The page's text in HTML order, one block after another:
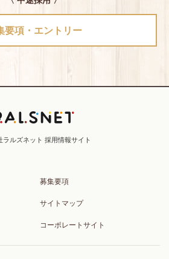
要項・エントリー
募集要項
サイトマップ
コーポレートサイト